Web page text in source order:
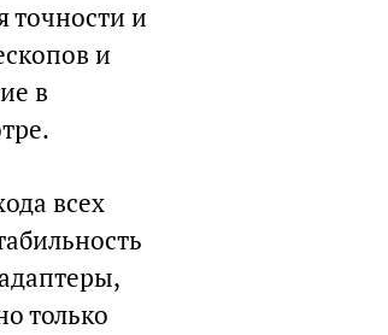
точности и
и
в
всех
только